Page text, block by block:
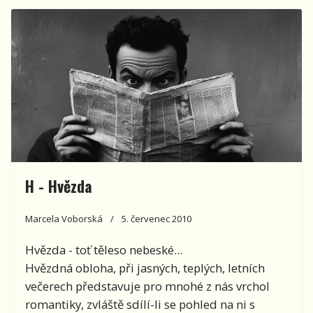
H - Hvězda
Marcela Voborská 5. červenec 2010
Hvězda - toť těleso nebeské...
Hvězdná obloha, při jasných, teplých, letních
večerech představuje pro mnohé z nás vrchol
romantiky, zvláště sdílí-li se pohled na ni s